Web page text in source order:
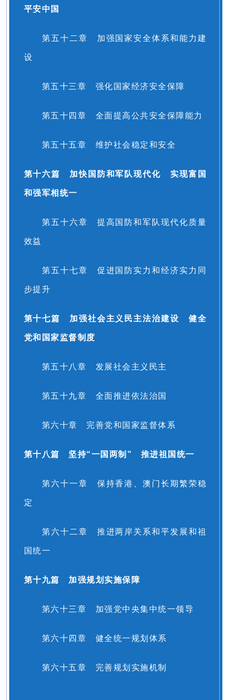
平安中国
第五十二章 加强国家安全体系和能力建
设
第五十三章 强化国家经济安全保障
第五十四章 全面提高公共安全保障能力
第五十五章 维护社会稳定和安全
第十六篇 加快国防和军队现代化 实现富国
和强军相统一
第五十六章 提高国防和军队现代化质量
效益
第五十七章 促进国防实力和经济实力同
步提升
第十七篇 加强社会主义民主法治建设 健全
党和国家监督制度
第五十八章 发展社会主义民主
第五十九章 全面推进依法治国
第六十章 完善党和国家监督体系
第十八篇 坚持“一国两制” 推进祖国统一
第六十一章 保持香港、澳门长期繁荣稳
定
第六十二章 推进两岸关系和平发展和祖
国统一
第十九篇 加强规划实施保障
第六十三章 加强党中央集中统一领导
第六十四章 健全统一规划体系
第六十五章 完善规划实施机制